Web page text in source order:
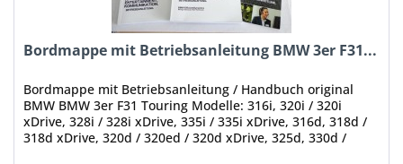
Bordmappe mit Betriebsanleitung BMW 3er F31...
Bordmappe mit Betriebsanleitung / Handbuch original
BMW BMW 3er F31 Touring Modelle: 316i, 320i / 320i
xDrive, 328i / 328i xDrive, 335i / 335i xDrive, 316d, 318d /
318d xDrive, 320d / 320ed / 320d xDrive, 325d, 330d /